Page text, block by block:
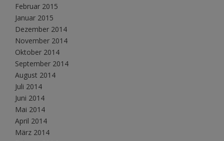
Februar 2015
Januar 2015
Dezember 2014
November 2014
Oktober 2014
September 2014
August 2014
Juli 2014
Juni 2014
Mai 2014
April 2014
März 2014